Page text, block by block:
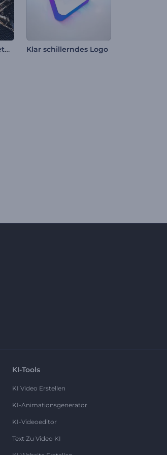
Realistisches Basketball-Intro Klar schillerndes Logo
KI-Tools
KI Video Erstellen
KI-Animationsgenerator
KI-Videoeditor
Text Zu Video KI